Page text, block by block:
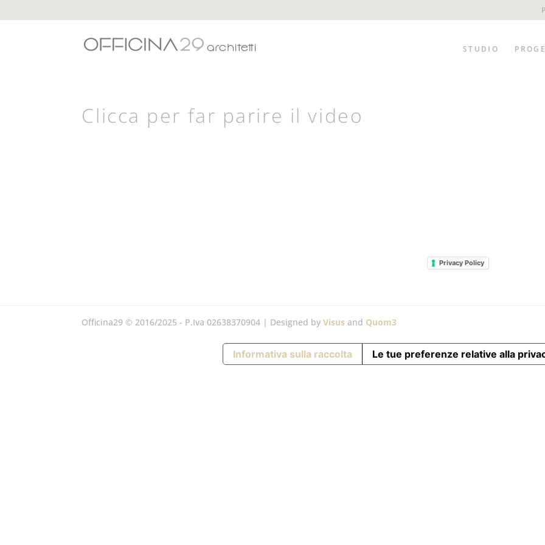
STUDIO
Clicca per far parire il video
Privacy Policy
Officina29 © 2016/2025 - P.Iva 02638370904 | Designed byVisus and Quom3
Informativa sulla raccolta Le tue preferenze relative alla